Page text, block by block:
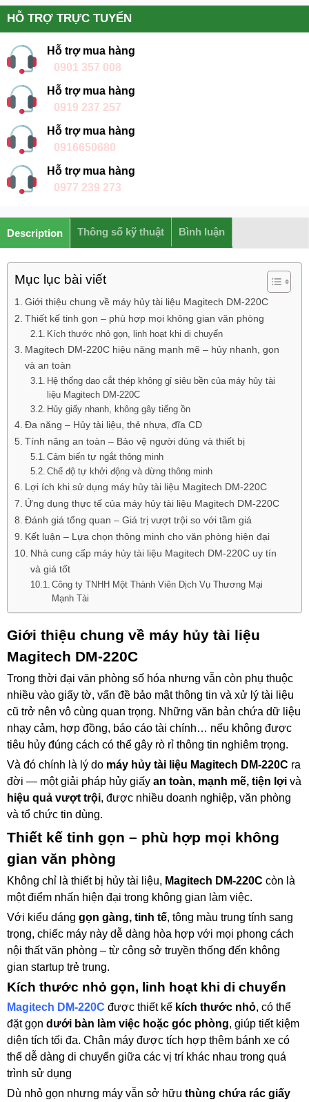
HỖ TRỢ TRỰC TUYẾN
Hỗ trợ mua hàng
0901 357 008
Hỗ trợ mua hàng
0919 237 257
Hỗ trợ mua hàng
0916650680
Hỗ trợ mua hàng
0977 239 273
Description Thông số kỹ thuật Bình luận
Mục lục bài viết
Giới thiệu chung về máy hủy tài liệu Magitech DM-220C
Thiết kế tinh gọn – phù hợp mọi không gian văn phòng
Kích thước nhỏ gọn, linh hoạt khi di chuyển
Magitech DM-220C hiệu năng mạnh mẽ – hủy nhanh, gọn
và an toàn
Hệ thống dao cắt thép không gỉ siêu bền của máy hủy tài
liệu Magitech DM-220C
Hủy giấy nhanh, không gây tiếng ồn
Đa năng – Hủy tài liệu, thẻ nhựa, đĩa CD
Tính năng an toàn – Bảo vệ người dùng và thiết bị
Cảm biến tự ngắt thông minh
Chế độ tự khởi động và dừng thông minh
Lợi ích khi sử dụng máy hủy tài liệu Magitech DM-220C
Ứng dụng thực tế của máy hủy tài liệu Magitech DM-220C
Đánh giá tổng quan – Giá trị vượt trội so với tầm giá
Kết luận – Lựa chọn thông minh cho văn phòng hiện đại
Nhà cung cấp máy hủy tài liệu Magitech DM-220C uy tín
và giá tốt
Công ty TNHH Một Thành Viên Dịch Vụ Thương Mại
Mạnh Tài
Giới thiệu chung về máy hủy tài liệu
Magitech DM-220C
Trong thời đại văn phòng số hóa nhưng vẫn còn phụ thuộc
nhiều vào giấy tờ, vấn đề bảo mật thông tin và xử lý tài liệu
cũ trở nên vô cùng quan trọng. Những văn bản chứa dữ liệu
nhạy cảm, hợp đồng, báo cáo tài chính… nếu không được
tiêu hủy đúng cách có thể gây rò rỉ thông tin nghiêm trọng.
Và đó chính là lý do máy hủy tài liệu Magitech DM-220C ra
đời — một giải pháp hủy giấy an toàn, mạnh mẽ, tiện lợi và
hiệu quả vượt trội, được nhiều doanh nghiệp, văn phòng
và tổ chức tin dùng.
Thiết kế tinh gọn – phù hợp mọi không
gian văn phòng
Không chỉ là thiết bị hủy tài liệu, Magitech DM-220C còn là
một điểm nhấn hiện đại trong không gian làm việc.
Với kiểu dáng gọn gàng, tinh tế, tông màu trung tính sang
trọng, chiếc máy này dễ dàng hòa hợp với mọi phong cách
nội thất văn phòng – từ công sở truyền thống đến không
gian startup trẻ trung.
Kích thước nhỏ gọn, linh hoạt khi di chuyển
Magitech DM-220C được thiết kế kích thước nhỏ, có thể
đặt gọn dưới bàn làm việc hoặc góc phòng, giúp tiết kiệm
diện tích tối đa. Chân máy được tích hợp thêm bánh xe có
thể dễ dàng di chuyển giữa các vị trí khác nhau trong quá
trình sử dụng
Dù nhỏ gọn nhưng máy vẫn sở hữu thùng chứa rác giấy